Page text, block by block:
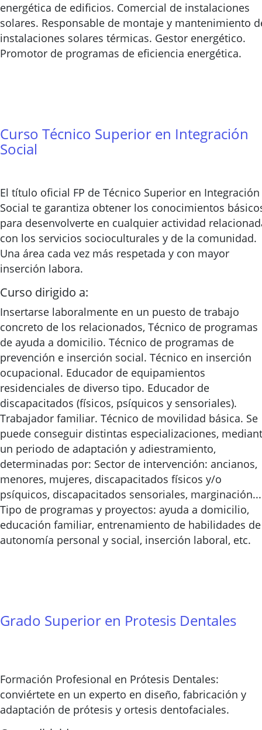
energética de edificios. Comercial de instalaciones
solares. Responsable de montaje y mantenimiento
instalaciones solares térmicas. Gestor energético.
Promotor de programas de eficiencia energética.
Curso Técnico Superior en Integración
Social
El título oficial FP de Técnico Superior en Integración
Social te garantiza obtener los conocimientos
para desenvolverte en cualquier actividad
con los servicios socioculturales y de la comunidad.
Una área cada vez más respetada y con mayor
inserción labora.
Curso dirigido a:
Insertarse laboralmente en un puesto de trabajo
concreto de los relacionados, Técnico de programas
de ayuda a domicilio. Técnico de programas de
prevención e inserción social. Técnico en inserción
ocupacional. Educador de equipamientos
residenciales de diverso tipo. Educador de
discapacitados (físicos, psíquicos y sensoriales).
Trabajador familiar. Técnico de movilidad básica. Se
puede conseguir distintas especializaciones,
un periodo de adaptación y adiestramiento,
determinadas por: Sector de intervención: ancianos,
menores, mujeres, discapacitados físicos y/o
psíquicos, discapacitados sensoriales, marginación...
Tipo de programas y proyectos: ayuda a domicilio,
educación familiar, entrenamiento de habilidades de
autonomía personal y social, inserción laboral, etc.
Grado Superior en Protesis Dentales
Formación Profesional en Prótesis Dentales:
conviértete en un experto en diseño, fabricación y
adaptación de prótesis y ortesis dentofaciales.